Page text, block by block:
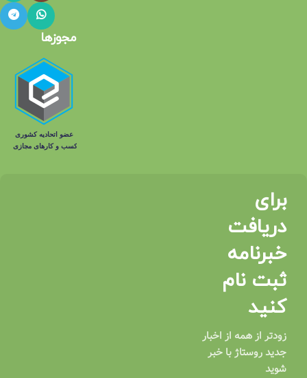
مجوزها
برای
دریافت
خبرنامه
ثبت نام
کنید
زودتر از همه از اخبار
جدید روستاژ با خبر
شوید